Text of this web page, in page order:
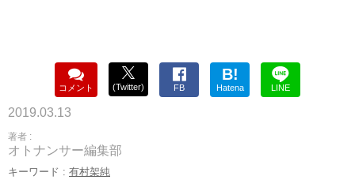
コメント (Twitter) FB
B!
Hatena LINE
2019.03.13
著者 :
オトナンサー編集部
キーワード : 有村架純